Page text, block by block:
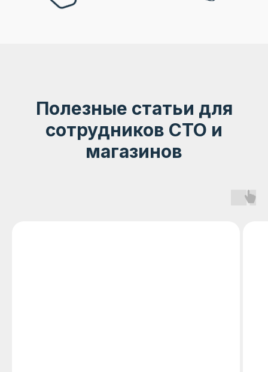
Полезные статьи для
сотрудников СТО и
магазинов